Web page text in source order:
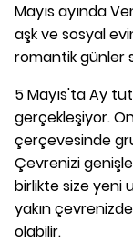
Mayıs ayında
aşk ve sosyal
romantik günler
5 Mayıs'ta Ay
gerçekleşiyor.
çerçevesinde
Çevrenizi
birlikte size yeni
yakın
olabilir.